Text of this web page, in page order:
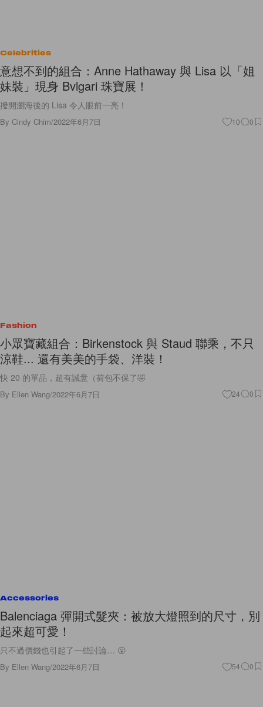
Celebrities
意想不到的組合：Anne Hathaway 與 Lisa 以「姐
妹裝」現身 Bvlgari 珠寶展！
撥開瀏海後的 Lisa 令人眼前一亮！
By Cindy Chim/2022年6月7日 10 0
Fashion
小眾寶藏組合：Birkenstock 與 Staud 聯乘，不只
涼鞋... 還有美美的手袋、洋裝！
快 20 的單品，超有誠意（荷包不保了🤣
By Ellen Wang/2022年6月7日 24 0
Accessories
Balenciaga 彈開式髮夾：被放大燈照到的尺寸，別
起來超可愛！
只不過價錢也引起了一些討論… 😮
By Ellen Wang/2022年6月7日 54 0